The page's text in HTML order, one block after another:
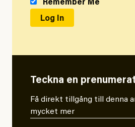
Remember Me
Teckna en
Få direkt tillgång till denna
mycket mer